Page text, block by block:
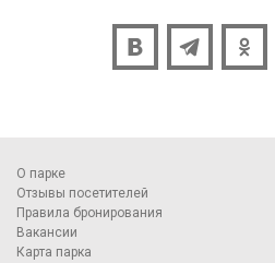
О парке
Отзывы посетителей
Правила бронирования
Вакансии
Карта парка